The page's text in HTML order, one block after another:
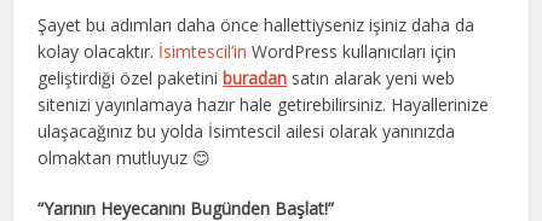
Şayet bu adımları daha önce hallettiyseniz işiniz daha da
kolay olacaktır. İsimtescil’in WordPress kullanıcıları için
geliştirdiği özel paketiniburadan satın alarak yeni web
sitenizi yayınlamaya hazır hale getirebilirsiniz. Hayallerinize
ulaşacağınız bu yolda İsimtescil ailesi olarak yanınızda
olmaktan mutluyuz 😊
“Yarının Heyecanını Bugünden Başlat!”